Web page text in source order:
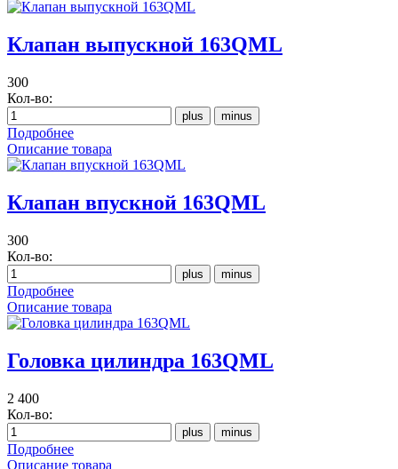
Клапан выпускной 163QML
300
Кол-во:
Подробнее
Описание товара
Клапан впускной 163QML
300
Кол-во:
Подробнее
Описание товара
Головка цилиндра 163QML
2 400
Кол-во:
Подробнее
Описание товара